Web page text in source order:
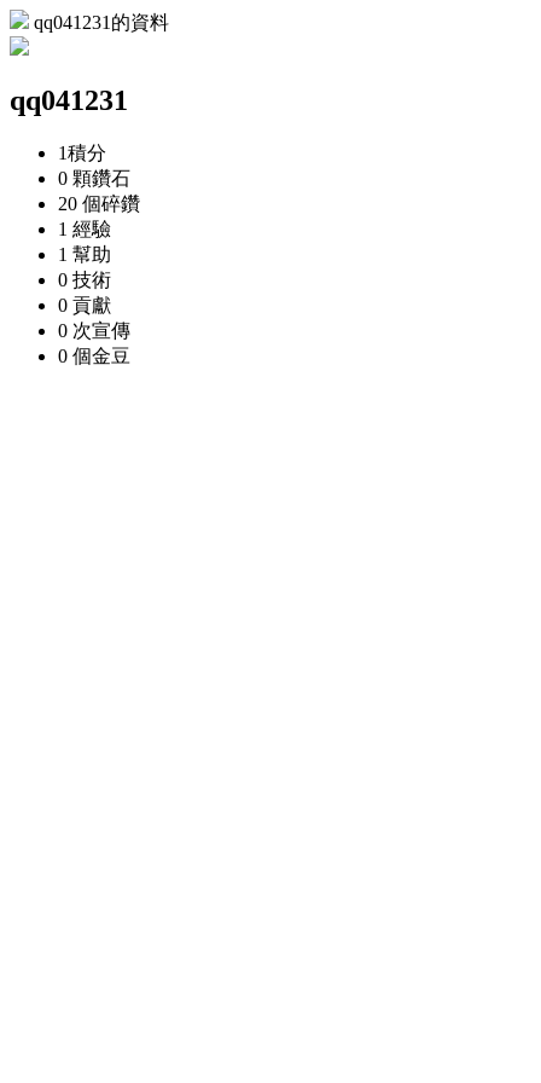
qq041231的資料
qq041231
1積分
0 顆鑽石
20 個碎鑽
1 經驗
1 幫助
0 技術
0 貢獻
0 次宣傳
0 個金豆